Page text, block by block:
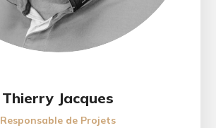
Thierry Jacques
Responsable de Projets